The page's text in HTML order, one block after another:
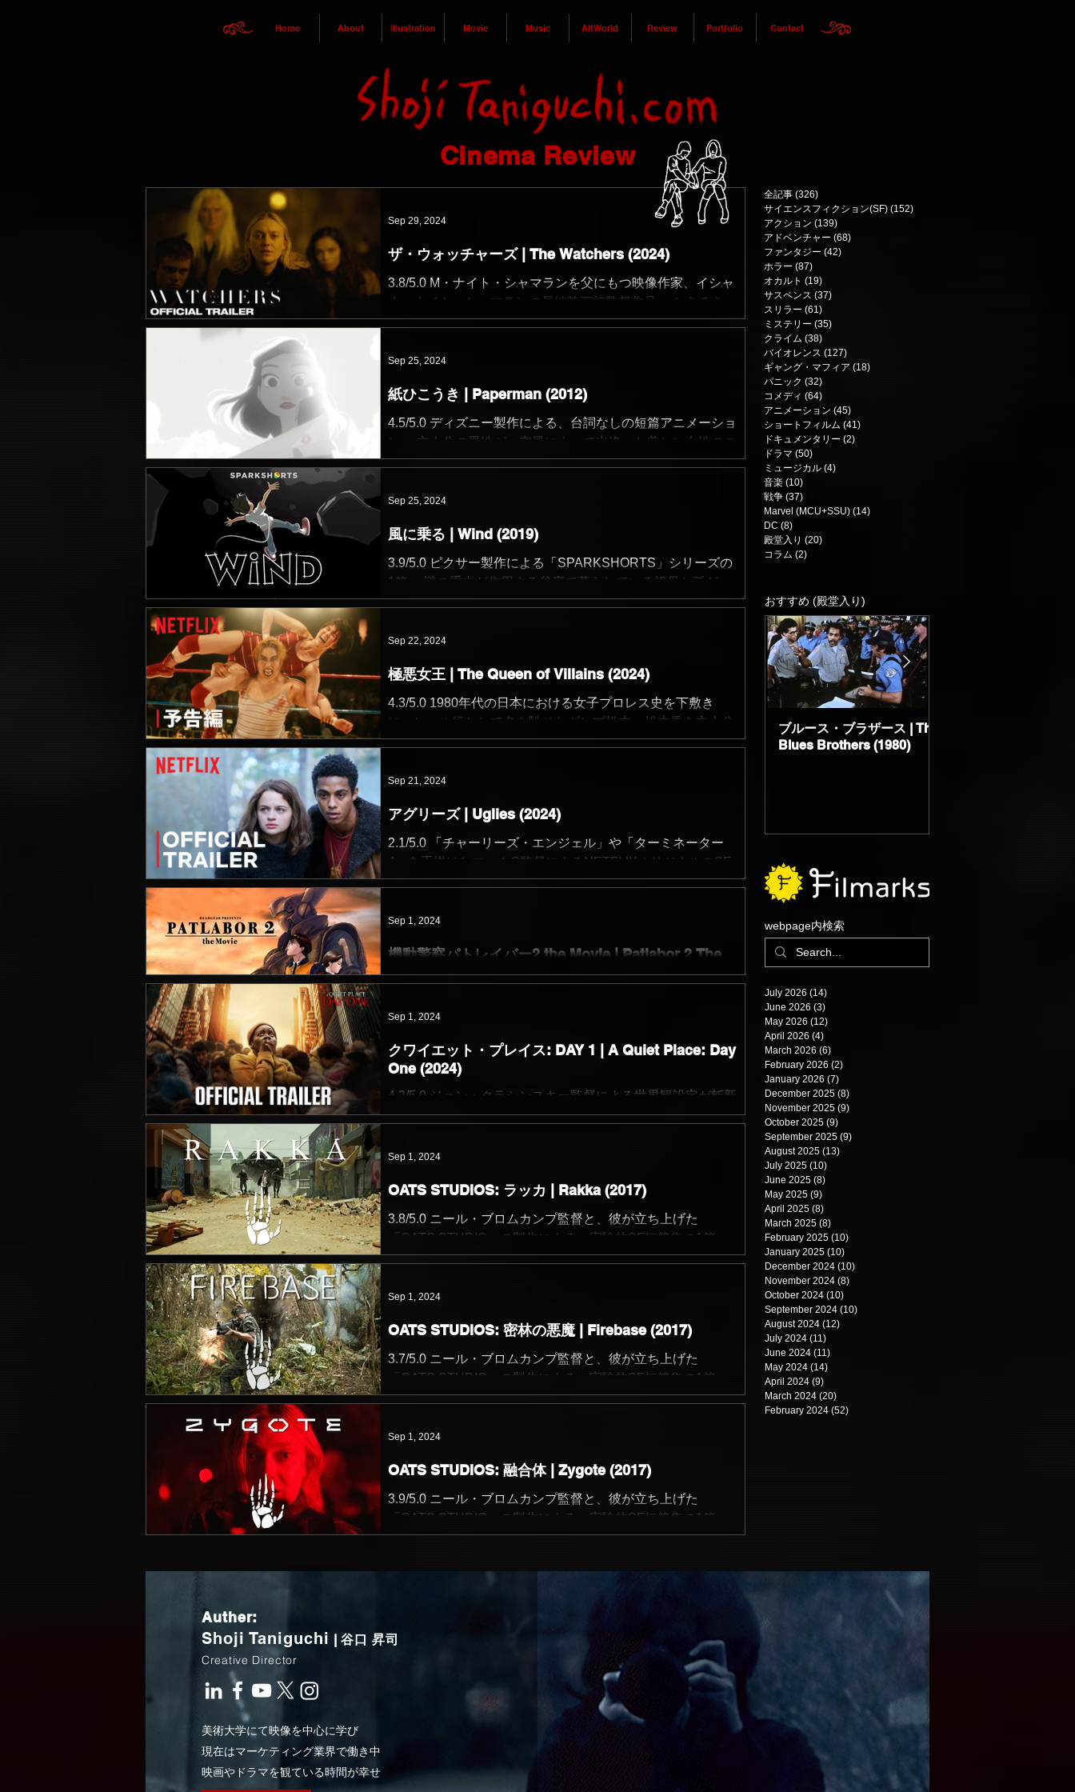
Home About Illustration Movie Music AltWorld Review Portfolio Contact
Cinema Review
ザ・ウォッチャーズ | The Watchers (2024)
3.8/5.0 M・ナイト・シャマランを父にもつ映像作家、イシャ
ナ・ナイト・シャマランの長編映画初監督作品。 とあるきっ
かけで森に迷い込んでしまった主人公が、ガラス張りの謎の
きのびるための奇妙なルールを知らされ…...
Sep 29, 2024
紙ひこうき | Paperman (2012)
4.5/5.0 ディズニー製作による、台詞なしの短篇アニメーショ
ン。 主人公の男性が、突風によって出逢った美しい女性のこ
とを忘れられずにいたが、その女性を職場の窓越しに発見
飛ばすものの、上手く届かず… という物語。...
Sep 25, 2024
風に乗る | Wind (2019)
3.9/5.0 ピクサー製作による「SPARKSHORTS」シリーズの
1篇。 謎の重力が作用する谷底で暮らしている祖母と孫が、
そこから脱出するためにある計画を実行するという物語。 短
な情報が含まれていない分だけテーマの描...
Sep 25, 2024
極悪女王 | The Queen of Villains (2024)
4.3/5.0 1980年代の日本における女子プロレス史を下敷き
に、ヒール役として名を馳せたダンプ松本 = 松本香を主人公
として、他の実在プロレスラー達も多数登場しながら描かれ
さむが、総監督を白石和彌が担っている...
Sep 22, 2024
アグリーズ | Uglies (2024)
2.1/5.0 「チャーリーズ・エンジェル」や「ターミネーター
4」を手掛けたマックG監督によるNETFLIXオリジナルのSF
映画で、英語圏の文学カテゴリでいうところのYA = ヤング
としており、主人公やその周辺の...
Sep 21, 2024
機動警察パトレイバー2 the Movie | Patlabor 2 The
Movie (1993)
開のアニメ映画で、ゆうきまさみによる原作漫画やアニメー
しつつ、この作品独自の物語になっている。 ある人物によっ
て引き起こされた関東エリアでの爆破事件によっ...
Sep 1, 2024
クワイエット・プレイス: DAY 1 | A Quiet Place: Day
One (2024)
4.2/5.0 ジョン・クラシンスキー監督による世界観設定が斬新
なホラー映画「クワイエット・プレイス」シリーズの第3作
作目はアメリカの広大かつ人口が少ない地域での物語だった
Sep 1, 2024
OATS STUDIOS: ラッカ | Rakka (2017)
3.8/5.0 ニール・ブロムカンプ監督と、彼が立ち上げた
「OATS STUDIO」の製作による、実験的SF短篇集の1篇。
起承転結というよりは、核になるSF的着想や世界観設定の
が、どの短篇にも監督の独創性の高さと着想の原...
Sep 1, 2024
OATS STUDIOS: 密林の悪魔 | Firebase (2017)
3.7/5.0 ニール・ブロムカンプ監督と、彼が立ち上げた
「OATS STUDIO」の製作による、実験的SF短篇集の1篇。
起承転結というよりは、核になるSF的着想や世界観設定の
が、どの短篇にも監督の独創性の高さと着想の原...
Sep 1, 2024
OATS STUDIOS: 融合体 | Zygote (2017)
3.9/5.0 ニール・ブロムカンプ監督と、彼が立ち上げた
「OATS STUDIO」の製作による、実験的SF短篇集の1篇。
起承転結というよりは、核になるSF的着想や世界観設定の
が、どの短篇にも監督の独創性の高さと着想の原...
Sep 1, 2024
全記事 (326)
サイエンスフィクション(SF) (152)
アクション (139)
アドベンチャー (68)
ファンタジー (42)
ホラー (87)
オカルト (19)
サスペンス (37)
スリラー (61)
ミステリー (35)
クライム (38)
バイオレンス (127)
ギャング・マフィア (18)
パニック (32)
コメディ (64)
アニメーション (45)
ショートフィルム (41)
ドキュメンタリー (2)
ドラマ (50)
ミュージカル (4)
音楽 (10)
戦争 (37)
Marvel (MCU+SSU) (14)
DC (8)
殿堂入り (20)
コラム (2)
おすすめ (殿堂入り)
ブルース・ブラザース | The
Blues Brothers (1980)
webpage内検索
July 2026 (14)
June 2026 (3)
May 2026 (12)
April 2026 (4)
March 2026 (6)
February 2026 (2)
January 2026 (7)
December 2025 (8)
November 2025 (9)
October 2025 (9)
September 2025 (9)
August 2025 (13)
July 2025 (10)
June 2025 (8)
May 2025 (9)
April 2025 (8)
March 2025 (8)
February 2025 (10)
January 2025 (10)
December 2024 (10)
November 2024 (8)
October 2024 (10)
September 2024 (10)
August 2024 (12)
July 2024 (11)
June 2024 (11)
May 2024 (14)
April 2024 (9)
March 2024 (20)
February 2024 (52)
Auther:
Shoji Taniguchi | 谷口 昇司
Creative Director
美術大学にて映像を中心に学び
現在はマーケティング業界で働き中
映画やドラマを観ている時間が幸せ